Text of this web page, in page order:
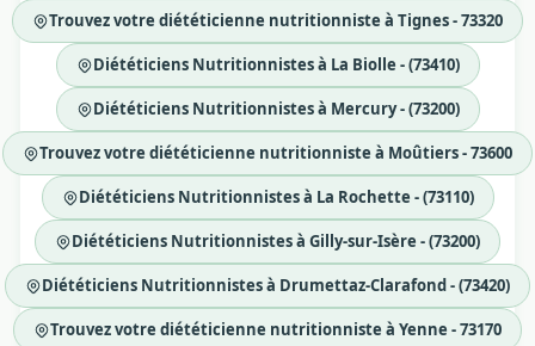
Trouvez votre diététicienne nutritionniste à Tignes - 73320
Diététiciens Nutritionnistes à La Biolle - (73410)
Diététiciens Nutritionnistes à Mercury - (73200)
Trouvez votre diététicienne nutritionniste à Moûtiers - 73600
Diététiciens Nutritionnistes à La Rochette - (73110)
Diététiciens Nutritionnistes à Gilly-sur-Isère - (73200)
Diététiciens Nutritionnistes à Drumettaz-Clarafond - (73420)
Trouvez votre diététicienne nutritionniste à Yenne - 73170